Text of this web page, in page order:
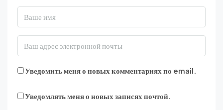
Уведомить меня о новых комментариях по email.
Уведомлять меня о новых записях почтой.